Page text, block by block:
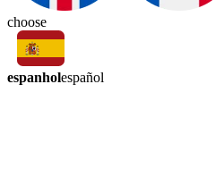
choose
espanholespañol